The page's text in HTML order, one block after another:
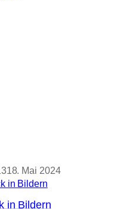
18. Mai 2024
in Bildern